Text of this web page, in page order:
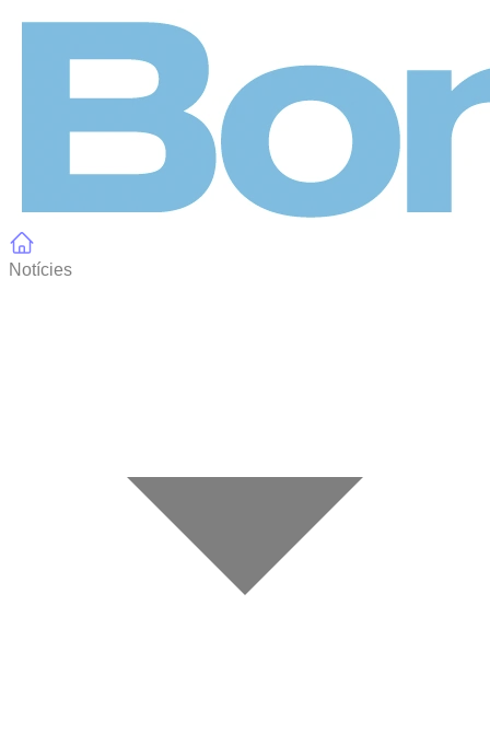
Notícies